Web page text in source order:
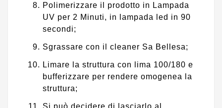
Polimerizzare il prodotto in Lampada
UV per 2 Minuti, in lampada led in 90
secondi;
Sgrassare con il cleaner Sa Bellesa;
Limare la struttura con lima 100/180 e
bufferizzare per rendere omogenea la
struttura;